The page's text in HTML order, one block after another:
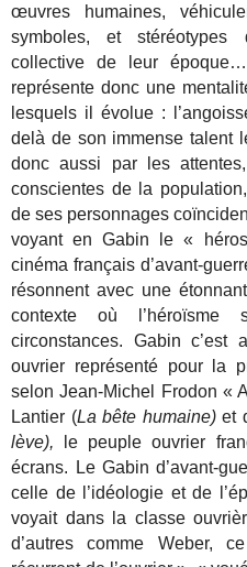
œuvres humaines,
symboles, et
collective de leur
représente donc une
lesquels il évolue :
delà de son immense talent
donc aussi par les
conscientes de la
de ses personnages
voyant en Gabin le «
cinéma français d’avant-
résonnent avec une
contexte où
circonstances. Gabin c’est
ouvrier représenté pour la
selon Jean-Michel Frodon «
Lantier (La bête humaine)et
lève), le peuple ouvrier
écrans. Le Gabin d’avant-
celle de l’idéologie et de
voyait dans la classe
d’autres comme Weber,